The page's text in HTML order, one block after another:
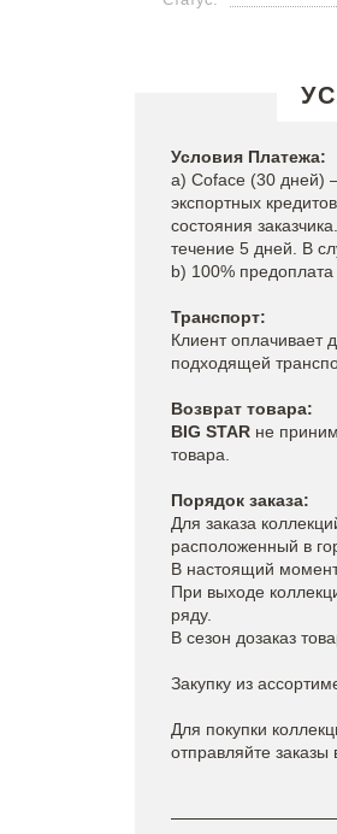
Условия Платежа:
a) Coface (30 дней)
экспортных
состояния заказчика.
течение 5 дней. В
b) 100% предоплата
Транспорт:
Клиент оплачивает
подходящей
Возврат товара:
BIG STAR не
товара.
Порядок заказа:
Для заказа
расположенный в
В настоящий момент
При выходе
ряду.
В сезон дозаказ
Закупку из
Для покупки
отправляйте заказы